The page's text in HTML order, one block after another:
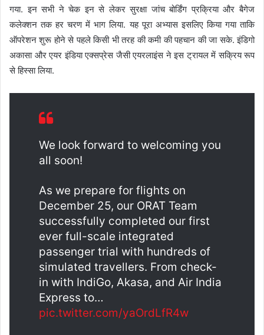
गया. इन सभी ने चेक इन से लेकर सुरक्षा जांच बोर्डिंग प्रक्रिया और बैगेज
कलेक्शन तक हर चरण में भाग लिया. यह पूरा अभ्यास इसलिए किया गया ताकि
ऑपरेशन शुरू होने से पहले किसी भी तरह की कमी की पहचान की जा सके. इंडिगो
अकासा और एयर इंडिया एक्सप्रेस जैसी एयरलाइंस ने इस ट्रायल में सक्रिय रूप
से हिस्सा लिया.
We look forward to welcoming you
all soon!
As we prepare for flights on
December 25, our ORAT Team
successfully completed our first
ever full-scale integrated
passenger trial with hundreds of
simulated travellers. From check-
in with IndiGo, Akasa, and Air India
Express to…
pic.twitter.com/yaOrdLfR4w